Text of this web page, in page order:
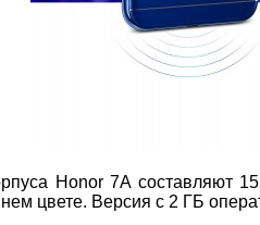
Honor 7A составляют
цвете. Версия с 2 ГБ